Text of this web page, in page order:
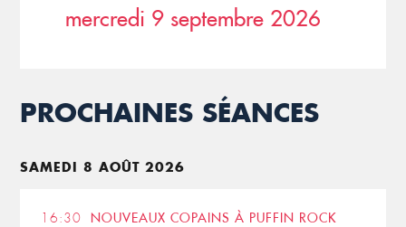
mercredi 9 septembre 2026
PROCHAINES SÉANCES
SAMEDI 8 AOÛT 2026
16:30 NOUVEAUX COPAINS À PUFFIN ROCK